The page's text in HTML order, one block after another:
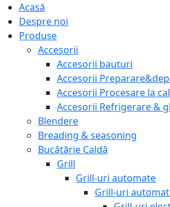
Acasă
Despre noi
Produse
Accesorii
Accesorii bauturi
Accesorii
Accesorii Procesare la
Accesorii Refrigerare &
Blendere
Breading & seasoning
Bucătărie Caldă
Grill
Grill-uri automate
Grill-uri